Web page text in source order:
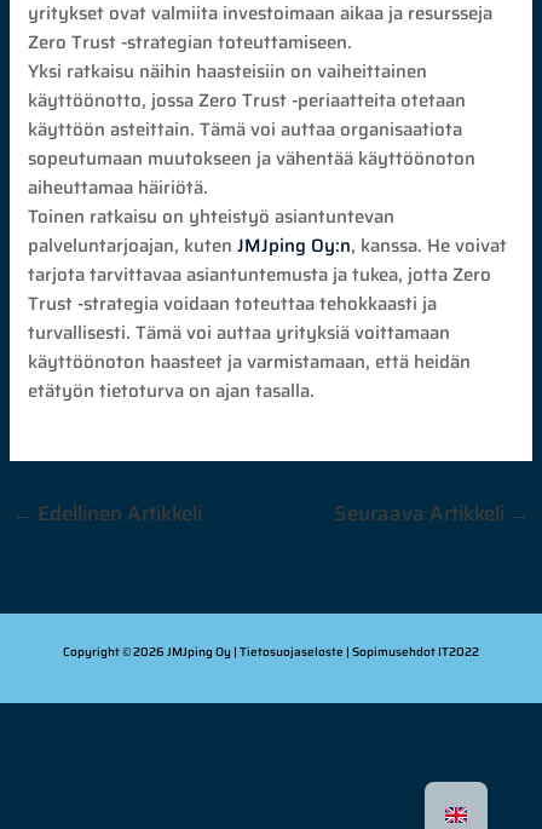
yritykset ovat valmiita investoimaan aikaa ja resursseja
Zero Trust -strategian toteuttamiseen.
Yksi ratkaisu näihin haasteisiin on vaiheittainen
käyttöönotto, jossa Zero Trust -periaatteita otetaan
käyttöön asteittain. Tämä voi auttaa organisaatiota
sopeutumaan muutokseen ja vähentää käyttöönoton
aiheuttamaa häiriötä.
Toinen ratkaisu on yhteistyö asiantuntevan
palveluntarjoajan, kutenJMJping Oy:n, kanssa. He voivat
tarjota tarvittavaa asiantuntemusta ja tukea, jotta Zero
Trust -strategia voidaan toteuttaa tehokkaasti ja
turvallisesti. Tämä voi auttaa yrityksiä voittamaan
käyttöönoton haasteet ja varmistamaan, että heidän
etätyön tietoturva on ajan tasalla.
← Edellinen Artikkeli Seuraava Artikkeli →
Copyright © 2026 JMJping Oy | Tietosuojaseloste | Sopimusehdot IT2022